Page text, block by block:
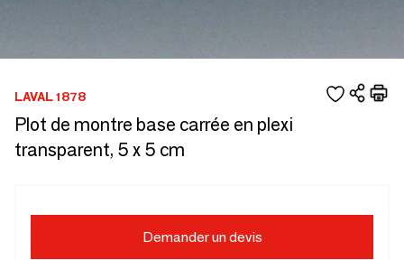
LAVAL 1878
Plot de montre base carrée en plexi
transparent, 5 x 5 cm
Demander un devis